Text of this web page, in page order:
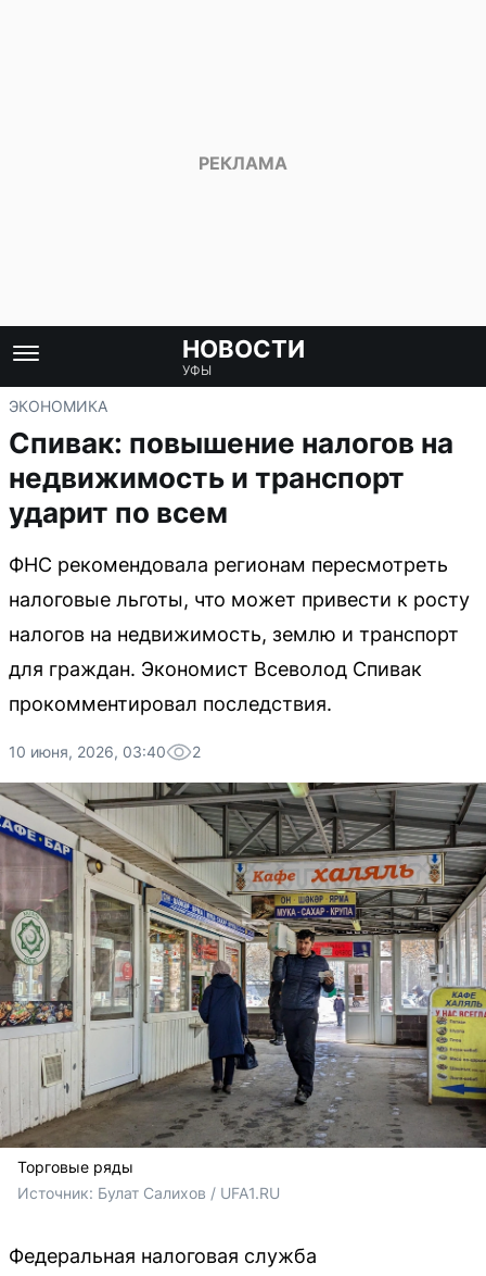
НОВОСТИ
УФЫ
ЭКОНОМИКА
Спивак: повышение налогов на
недвижимость и транспорт
ударит по всем
ФНС рекомендовала регионам пересмотреть
налоговые льготы, что может привести к росту
налогов на недвижимость, землю и транспорт
для граждан. Экономист Всеволод Спивак
прокомментировал последствия.
10 июня, 2026, 03:40 2
Торговые ряды
Источник: Булат Салихов / UFA1.RU
Федеральная налоговая служба